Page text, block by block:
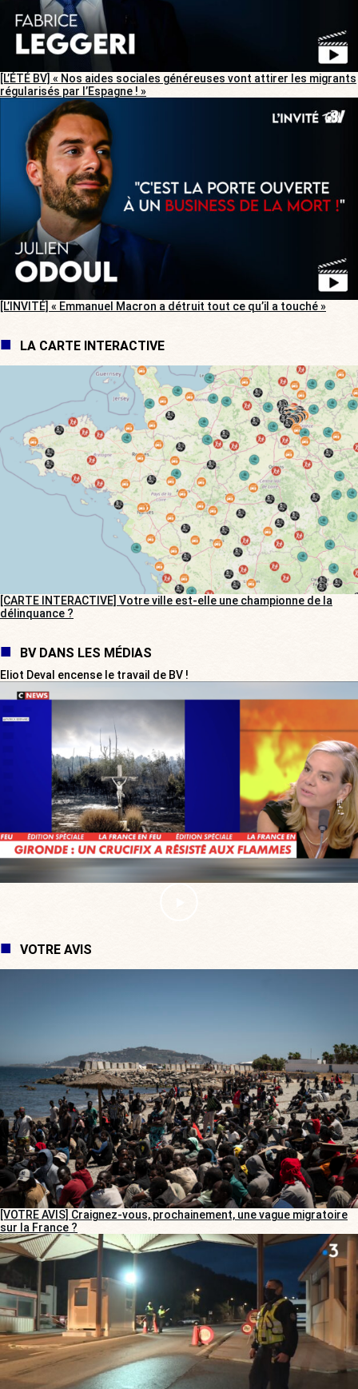
[L’ÉTÉ BV] « Nos aides sociales généreuses vont attirer les migrants
régularisés par l’Espagne ! »
[L’INVITÉ] « Emmanuel Macron a détruit tout ce qu’il a touché »
LA CARTE INTERACTIVE
[CARTE INTERACTIVE] Votre ville est-elle une championne de la
délinquance ?
BV DANS LES MÉDIAS
Eliot Deval encense le travail de BV !
VOTRE AVIS
[VOTRE AVIS] Craignez-vous, prochainement, une vague migratoire
sur la France ?